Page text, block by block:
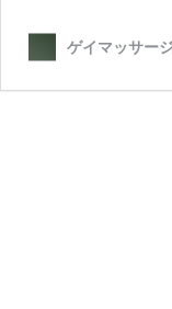
ゲイマッサー